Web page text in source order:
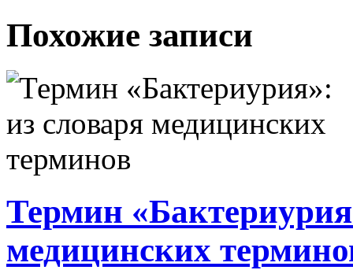
Похожие записи
Термин
медицинских